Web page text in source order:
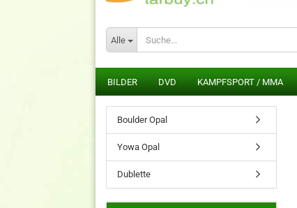
Alle
BILDER DVD KAMPFSPORT / MMA
Boulder Opal
Yowa Opal
Dublette